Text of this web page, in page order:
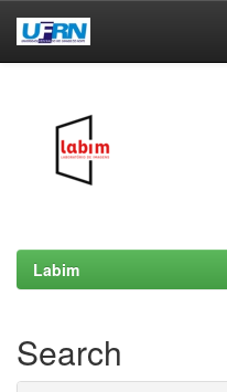
Labim
Search